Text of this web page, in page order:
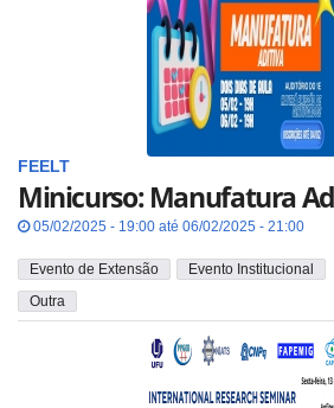
FEELT
Minicurso: Manufatura
05/02/2025 - 19:00 até 06/02/2025 - 21:00
Evento de Extensão
Evento Institucional
Outra